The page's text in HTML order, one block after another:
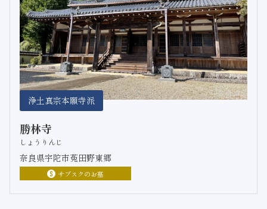
浄土真宗本願寺派
勝林寺
しょうりんじ
奈良県宇陀市菟田野東郷
サブスクのお墓